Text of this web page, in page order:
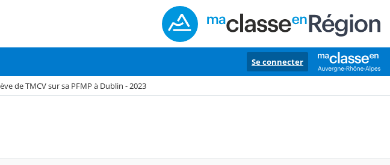
Se connecter
de TMCV sur sa PFMP à Dublin - 2023